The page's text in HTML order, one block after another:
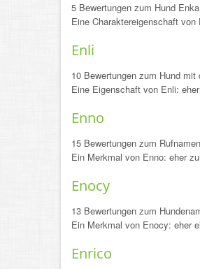
5 Bewertungen zum Hund Enka
Eine Charaktereigenschaft
Enli
10 Bewertungen zum Hund mit
Eine Eigenschaft von Enli:
Enno
15 Bewertungen zum
Ein Merkmal von Enno: eher
Enocy
13 Bewertungen zum
Ein Merkmal von Enocy: eher
Enrico